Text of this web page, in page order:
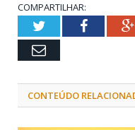
COMPARTILHAR:
TwitterFacebook
Email
CONTEÚDO